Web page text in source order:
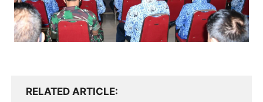
RELATED ARTICLE